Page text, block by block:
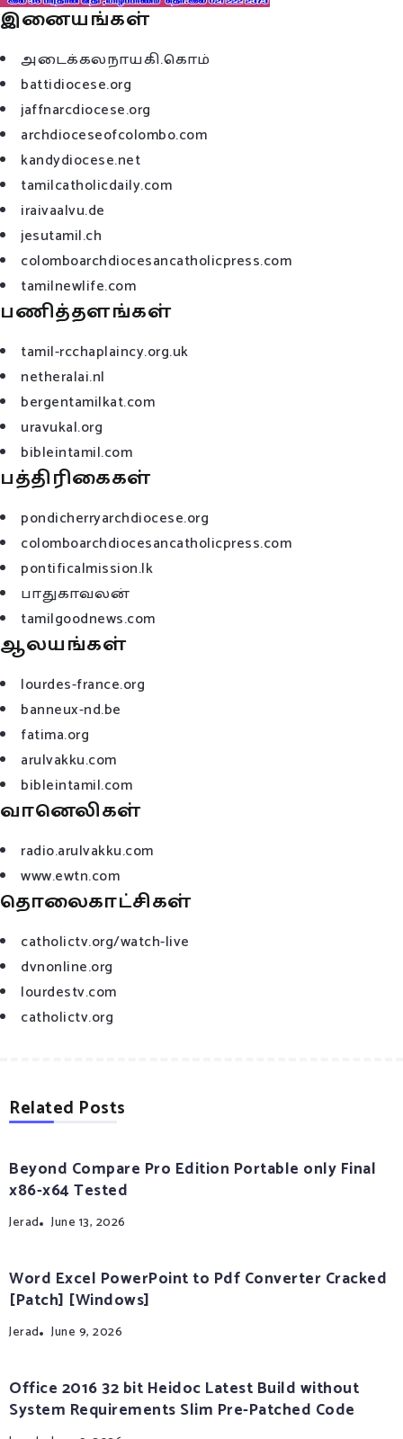
இனையங்கள்
அடைக்கலநாயகி.கொம்
battidiocese.org
jaffnarcdiocese.org
archdioceseofcolombo.com
kandydiocese.net
tamilcatholicdaily.com
iraivaalvu.de
jesutamil.ch
colomboarchdiocesancatholicpress.com
tamilnewlife.com
பணித்தளங்கள்
tamil-rcchaplaincy.org.uk
netheralai.nl
bergentamilkat.com
uravukal.org
bibleintamil.com
பத்திரிகைகள்
pondicherryarchdiocese.org
colomboarchdiocesancatholicpress.com
pontificalmission.lk
பாதுகாவலன்
tamilgoodnews.com
ஆலயங்கள்
lourdes-france.org
banneux-nd.be
fatima.org
arulvakku.com
bibleintamil.com
வானெலிகள்
radio.arulvakku.com
www.ewtn.com
தொலைகாட்சிகள்
catholictv.org/watch-live
dvnonline.org
lourdestv.com
catholictv.org
Related Posts
Beyond Compare Pro Edition Portable only Final
x86-x64 Tested
Jerad June 13, 2026
Word Excel PowerPoint to Pdf Converter Cracked
[Patch] [Windows]
Jerad June 9, 2026
Office 2016 32 bit Heidoc Latest Build without
System Requirements Slim Pre-Patched Code